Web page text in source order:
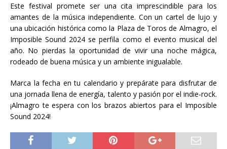
Este festival promete ser una cita imprescindible para los
amantes de la música independiente. Con un cartel de lujo y
una ubicación histórica como la Plaza de Toros de Almagro, el
Imposible Sound 2024 se perfila como el evento musical del
año. No pierdas la oportunidad de vivir una noche mágica,
rodeado de buena música y un ambiente inigualable.
Marca la fecha en tu calendario y prepárate para disfrutar de
una jornada llena de energía, talento y pasión por el indie-rock.
¡Almagro te espera con los brazos abiertos para el Imposible
Sound 2024!